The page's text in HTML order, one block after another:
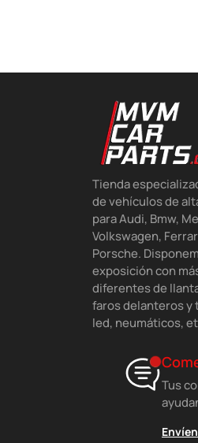
Tienda
de vehículos de
para Audi, Bmw,
Volkswagen,
Porsche.
exposición con
diferentes de
faros delanteros y
led, neumáticos,
Tus